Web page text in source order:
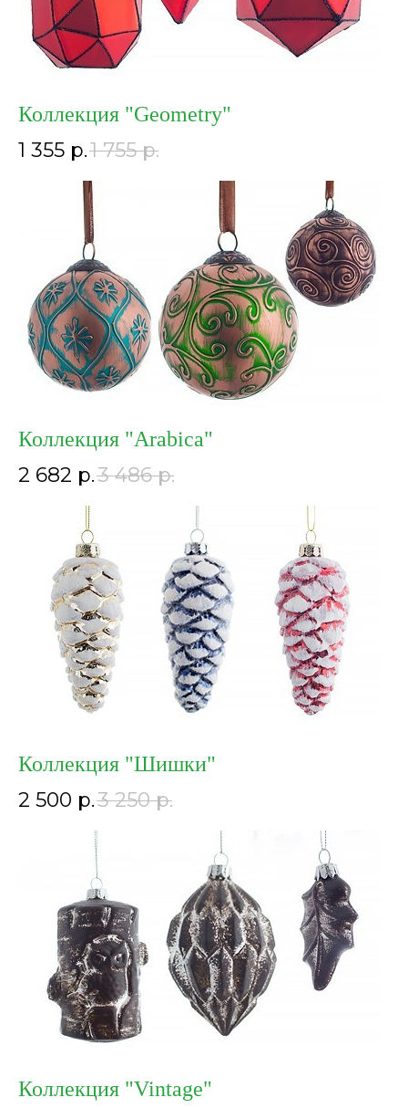
Коллекция "Geometry"
1 355 р.1 755 р.
Коллекция "Arabica"
2 682 р.3 486 р.
Коллекция "Шишки"
2 500 р.3 250 р.
Коллекция "Vintage"